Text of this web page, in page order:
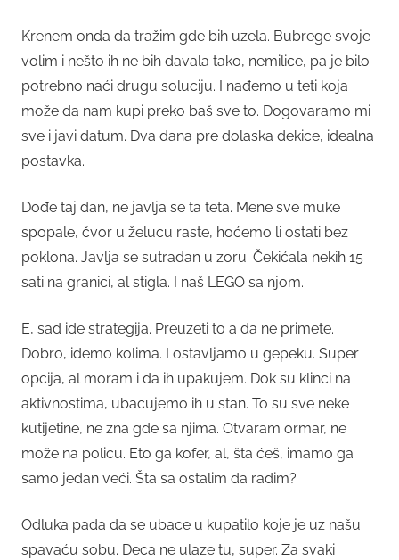
Krenem onda da tražim gde bih uzela. Bubrege svoje
volim i nešto ih ne bih davala tako, nemilice, pa je bilo
potrebno naći drugu soluciju. I nađemo u teti koja
može da nam kupi preko baš sve to. Dogovaramo mi
sve i javi datum. Dva dana pre dolaska dekice, idealna
postavka.
Dođe taj dan, ne javlja se ta teta. Mene sve muke
spopale, čvor u želucu raste, hoćemo li ostati bez
poklona. Javlja se sutradan u zoru. Čekićala nekih 15
sati na granici, al stigla. I naš LEGO sa njom.
E, sad ide strategija. Preuzeti to a da ne primete.
Dobro, idemo kolima. I ostavljamo u gepeku. Super
opcija, al moram i da ih upakujem. Dok su klinci na
aktivnostima, ubacujemo ih u stan. To su sve neke
kutijetine, ne zna gde sa njima. Otvaram ormar, ne
može na policu. Eto ga kofer, al, šta ćeš, imamo ga
samo jedan veći. Šta sa ostalim da radim?
Odluka pada da se ubace u kupatilo koje je uz našu
spavaću sobu. Deca ne ulaze tu, super. Za svaki